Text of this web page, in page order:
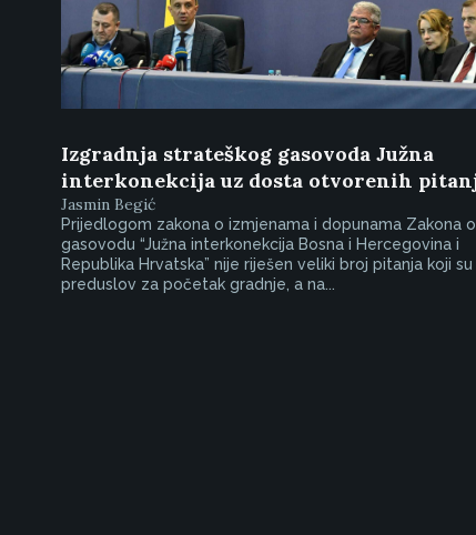
Izgradnja strateškog gasovoda Južna
interkonekcija uz dosta otvorenih
Jasmin Begić
Prijedlogom zakona o izmjenama i dopunama Zakona o
gasovodu “Južna interkonekcija Bosna i Hercegovina i
Republika Hrvatska” nije riješen veliki broj pitanja koji su
preduslov za početak gradnje, a na...